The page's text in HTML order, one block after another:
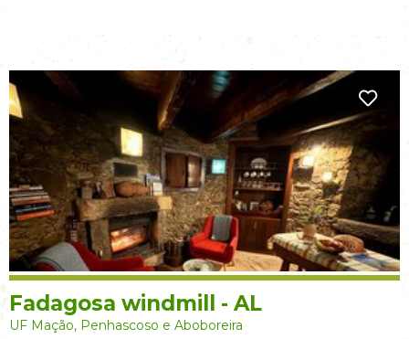
Fadagosa windmill - AL
UF Mação, Penhascoso e Aboboreira